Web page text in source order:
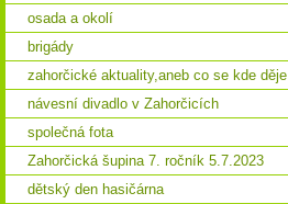
osada a okolí
brigády
zahorčické aktuality,aneb co se kde děje
návesní divadlo v Zahorčicích
společná fota
Zahorčická šupina 7. ročník 5.7.2023
dětský den hasičárna